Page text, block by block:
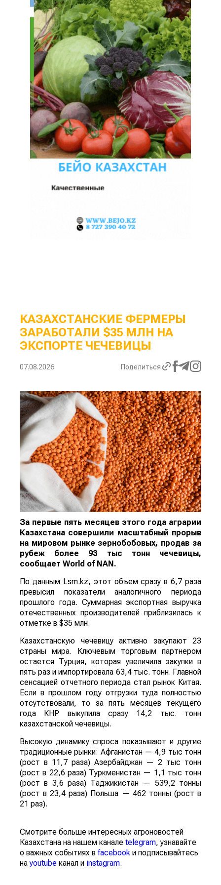
КАЗАХСТАНСКИЕ ФЕРМЕРЫ
ЗАРАБОТАЛИ $35 МЛН НА
ЭКСПОРТЕ ЧЕЧЕВИЦЫ
07.08.2026 Поделиться
За первые пять месяцев этого года аграрии
Казахстана совершили масштабный прорыв
на мировом рынке зернобобовых, продав за
рубеж более 93 тыс тонн чечевицы,
сообщает World of NAN .
По данным Lsm.kz, этот объем сразу в 6,7 раза
превысил показатели аналогичного периода
прошлого года. Суммарная экспортная выручка
отечественных производителей приблизилась к
отметке в $35 млн.
Казахстанскую чечевицу активно закупают 23
страны мира. Ключевым торговым партнером
остается Турция, которая увеличила закупки в
пять раз и импортировала 63,4 тыс. тонн. Главной
сенсацией отчетного периода стал рынок Китая.
Если в прошлом году отгрузки туда полностью
отсутствовали, то за пять месяцев текущего
года КНР выкупила сразу 14,2 тыс. тонн
казахстанской чечевицы.
Высокую динамику спроса показывают и другие
традиционные рынки: Афганистан — 4,9 тыс тонн
(рост в 11,7 раза) Азербайджан — 2 тыс тонн
(рост в 22,6 раза) Туркменистан — 1,1 тыс тонн
(рост в 3,6 раза) Таджикистан — 539,2 тонны
(рост в 23,4 раза) Польша — 462 тонны (рост в
21 раз).
Смотрите больше интересных агроновостей
Казахстана на нашем канале telegram, узнавайте
о важных событиях в facebook и подписывайтесь
наyoutube канал и instagram.